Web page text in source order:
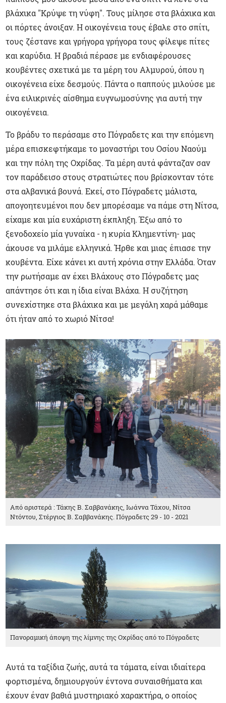
βλάχικα "Κρύψε τη νύφη". Τους μίλησε στα βλάχικα και
οι πόρτες άνοιξαν. Η οικογένεια τους έβαλε στο σπίτι,
τους ζέστανε και γρήγορα γρήγορα τους φίλεψε πίτες
και καρύδια. Η βραδιά πέρασε με ενδιαφέρουσες
κουβέντες σχετικά με τα μέρη του Αλμυρού, όπου η
οικογένεια είχε δεσμούς. Πάντα ο παππούς μιλούσε με
ένα ειλικρινές αίσθημα ευγνωμοσύνης για αυτή την
οικογένεια.
Το βράδυ το περάσαμε στο Πόγραδετς και την επόμενη
μέρα επισκεφτήκαμε το μοναστήρι του Οσίου Ναούμ
και την πόλη της Οχρίδας. Τα μέρη αυτά φάνταζαν σαν
τον παράδεισο στους στρατιώτες που βρίσκονταν τότε
στα αλβανικά βουνά. Εκεί, στο Πόγραδετς μάλιστα,
απογοητευμένοι που δεν μπορέσαμε να πάμε στη Νίτσα,
είχαμε και μία ευχάριστη έκπληξη. Έξω από το
ξενοδοχείο μία γυναίκα - η κυρία Κλημεντίνη- μας
άκουσε να μιλάμε ελληνικά. Ήρθε και μιας έπιασε την
κουβέντα. Είχε κάνει κι αυτή χρόνια στην Ελλάδα. Όταν
την ρωτήσαμε αν έχει Βλάχους στο Πόγραδετς μας
απάντησε ότι και η ίδια είναι Βλάχα. Η συζήτηση
συνεχίστηκε στα βλάχικα και με μεγάλη χαρά μάθαμε
ότι ήταν από το χωριό Νίτσα!
Από αριστερά : Τάκης Β. Σαββανάκης, Ιωάννα Τάχου, Νίτσα
Ντόντου, Στέργιος Β. Σαββανάκης. Πόγραδετς 29 - 10 - 2021
Πανοραμική άποψη της λίμνης της Οχρίδας από το Πόγραδετς
Αυτά τα ταξίδια ζωής, αυτά τα τάματα, είναι ιδιαίτερα
φορτισμένα, δημιουργούν έντονα συναισθήματα και
έχουν έναν βαθιά μυστηριακό χαρακτήρα, ο οποίος